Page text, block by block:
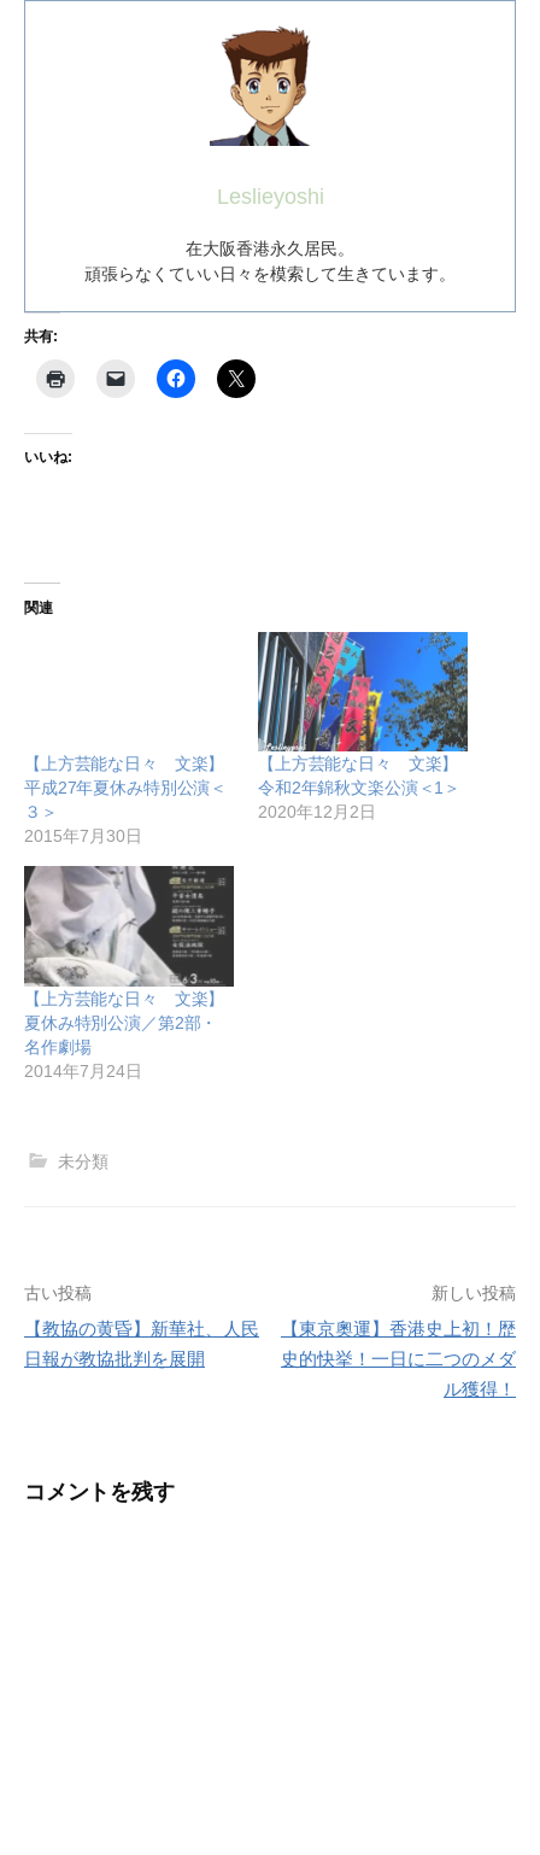
Leslieyoshi
在大阪香港永久居民。
頑張らなくていい日々を模索して生きています。
共有:
いいね:
関連
【上方芸能な日々 文楽】
平成27年夏休み特別公演＜
３＞
2015年7月30日
【上方芸能な日々 文楽】
令和2年錦秋文楽公演＜1＞
2020年12月2日
【上方芸能な日々 文楽】
夏休み特別公演／第2部・
名作劇場
2014年7月24日
未分類
投
稿
ゲ
古い投稿
【教協の黄昏】新華社、人民
日報が教協批判を展開
新しい投稿
【東京奧運】香港史上初！歴
史的快挙！一日に二つのメダ
ル獲得！
コメントを残す